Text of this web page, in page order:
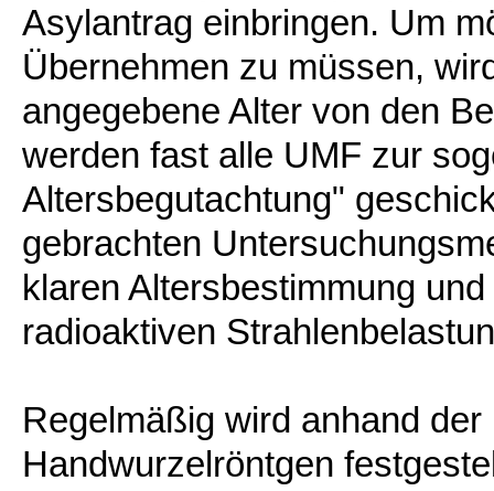
Asylantrag einbringen. Um
Übernehmen zu müssen,
angegebene Alter von den
werden fast alle UMF zur
Altersbegutachtung"
gebrachten
klaren Altersbestimmung
radioaktiven
Regelmäßig wird anhand
Handwurzelröntgen